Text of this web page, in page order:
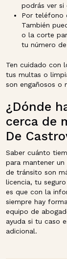
podrás ver si
Por teléfono
También
o la corte
tu número
Ten cuidado con
tus multas o
son engañosos o
¿Dónde
cerca de
De
Saber cuánto
para mantener
de tránsito son
licencia, tu
es que con la
siempre hay
equipo de
ayuda si tu caso
adicional.